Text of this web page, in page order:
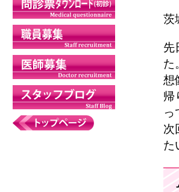
茨
先
た。
想
帰
っ
次
た